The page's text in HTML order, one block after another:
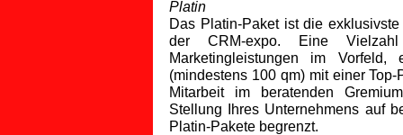
Platin
Das Platin-Paket ist die
der CRM-expo. Eine
Marketingleistungen im Vorfeld,
(mindestens 100 qm) mit einer
Mitarbeit im beratenden
Stellung Ihres Unternehmens auf
Platin-Pakete begrenzt.